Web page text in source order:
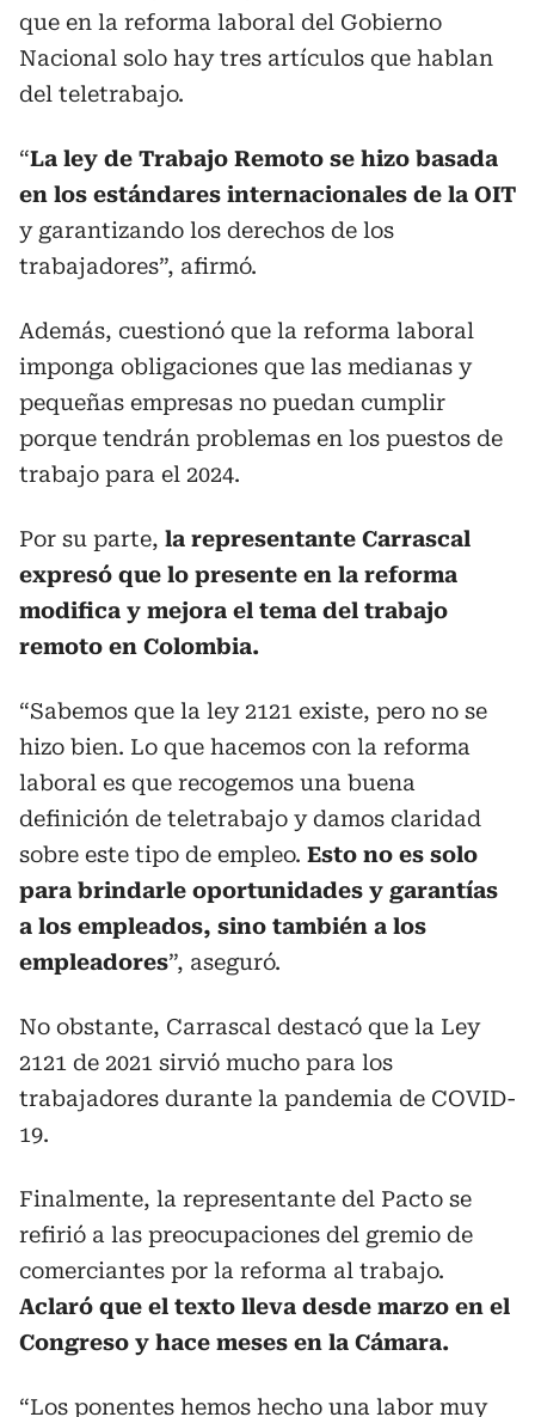
que en la reforma laboral del Gobierno
Nacional solo hay tres artículos que hablan
del teletrabajo.
“La ley de Trabajo Remoto se hizo basada
en los estándares internacionales de la OIT
y garantizando los derechos de los
trabajadores”, afirmó.
Además, cuestionó que la reforma laboral
imponga obligaciones que las medianas y
pequeñas empresas no puedan cumplir
porque tendrán problemas en los puestos de
trabajo para el 2024.
Por su parte, la representante Carrascal
expresó que lo presente en la reforma
modifica y mejora el tema del trabajo
remoto en Colombia.
“Sabemos que la ley 2121 existe, pero no se
hizo bien. Lo que hacemos con la reforma
laboral es que recogemos una buena
definición de teletrabajo y damos claridad
sobre este tipo de empleo. Esto no es solo
para brindarle oportunidades y garantías
a los empleados, sino también a los
empleadores”, aseguró.
No obstante, Carrascal destacó que la Ley
2121 de 2021 sirvió mucho para los
trabajadores durante la pandemia de COVID-
19.
Finalmente, la representante del Pacto se
refirió a las preocupaciones del gremio de
comerciantes por la reforma al trabajo.
Aclaró que el texto lleva desde marzo en el
Congreso y hace meses en la Cámara.
“Los ponentes hemos hecho una labor muy